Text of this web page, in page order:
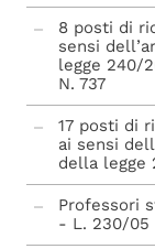
8 posti di
sensi
legge 240/
N. 737
17 posti di
ai sensi
della legge
Professori
- L. 230/05